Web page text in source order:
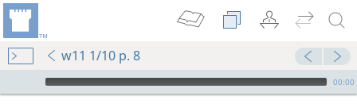
w11 1/10 p. 8
Audio Player
00:00